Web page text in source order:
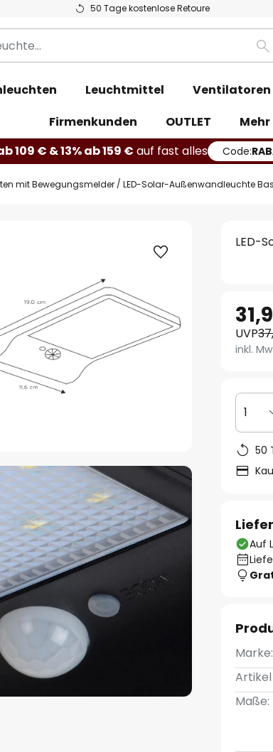
50 Tage kostenlose Retoure
Leuchtmittel Ventilatoren
Firmenkunden
OUTLET
Mehr
109 € & 13% ab 159 € auf fast alles Code:
mit Bewegungsmelder LED-Solar-Außenwandleuchte
LED-
UVP
inkl.
1
50
Auf
Marke:
Artikel
Maße: